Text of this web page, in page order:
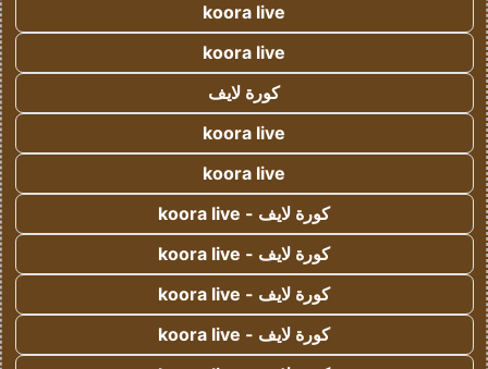
koora live
koora live
كورة لايف
koora live
koora live
كورة لايف - koora live
كورة لايف - koora live
كورة لايف - koora live
كورة لايف - koora live